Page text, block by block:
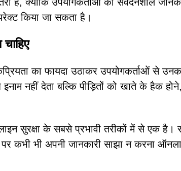
किया जा सकता है।
का फायदा उठाकर उपयोगकर्ताओं से
नहीं देता बल्कि पीड़ितों को खाते के हैक होने,
सुरक्षा के सबसे प्रभावी तरीकों में से एक है।
कभी भी अपनी जानकारी साझा न करना